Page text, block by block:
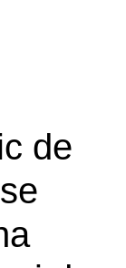
de